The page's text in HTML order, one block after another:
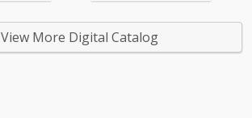
View More Digital Catalog